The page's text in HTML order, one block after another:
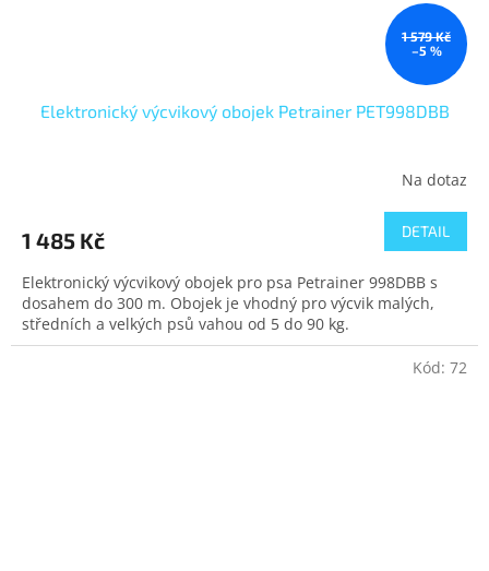
1 579 Kč
–5 %
Elektronický výcvikový obojek Petrainer PET998DBB
Na dotaz
1 485 Kč DETAIL
Elektronický výcvikový obojek pro psa Petrainer 998DBB s
dosahem do 300 m. Obojek je vhodný pro výcvik malých,
středních a velkých psů vahou od 5 do 90 kg.
Kód: 72